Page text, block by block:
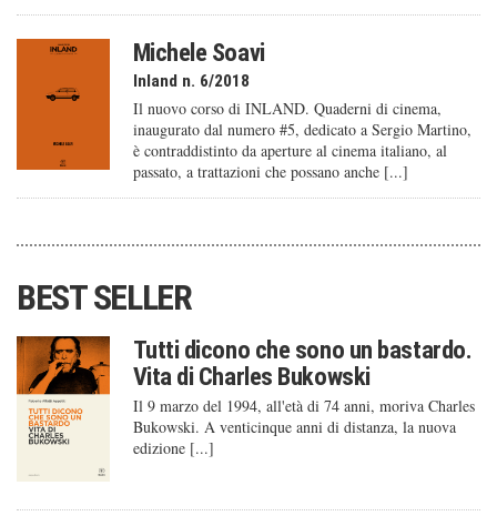
Michele Soavi
Inland n. 6/2018
Il nuovo corso di INLAND. Quaderni di cinema,
inaugurato dal numero #5, dedicato a Sergio Martino,
è contraddistinto da aperture al cinema italiano, al
passato, a trattazioni che possano anche [...]
BEST SELLER
Tutti dicono che sono un bastardo.
Vita di Charles Bukowski
Il 9 marzo del 1994, all'età di 74 anni, moriva Charles
Bukowski. A venticinque anni di distanza, la nuova
edizione [...]